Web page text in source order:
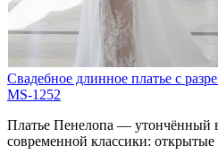
Свадебное длинное платье с
MS-1252
Платье Пенелопа — утончённый
современной классики: открытые